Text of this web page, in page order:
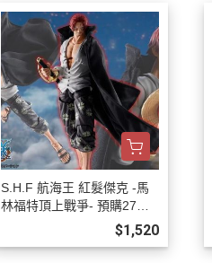
S.H.F 航海王 紅髮傑克 -馬
林福特頂上戰爭- 預購27年0
$1,520